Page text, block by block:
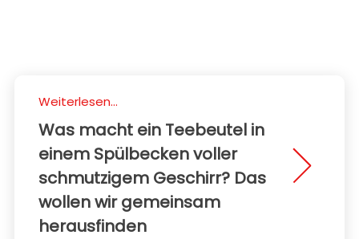
Weiterlesen...
Was macht ein Teebeutel in
einem Spülbecken voller
schmutzigem Geschirr? Das
wollen wir gemeinsam
herausfinden